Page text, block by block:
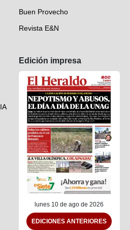
Buen Provecho
Revista E&N
Edición impresa
lunes 10 de ago de 2026
EDICIONES ANTERIORES